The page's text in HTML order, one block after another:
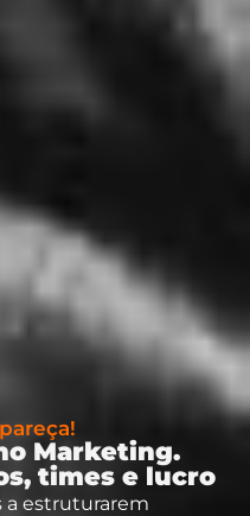
Marketing.
times e lucro
a estruturarem